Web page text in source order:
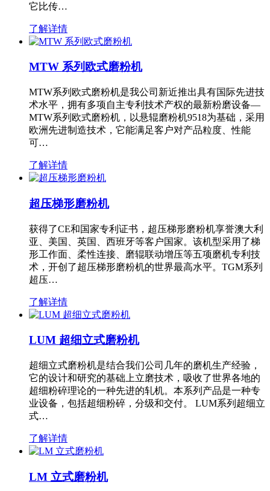
它比传…
了解详情
MTW 系列欧式磨粉机
MTW系列欧式磨粉机是我公司新近推出具有国际先进技
术水平，拥有多项自主专利技术产权的最新粉磨设备—
MTW系列欧式磨粉机，以悬辊磨粉机9518为基础，采用
欧洲先进制造技术，它能满足客户对产品粒度、性能
可…
了解详情
超压梯形磨粉机
获得了CE和国家专利证书，超压梯形磨粉机享誉澳大利
亚、美国、英国、西班牙等客户国家。该机型采用了梯
形工作面、柔性连接、磨辊联动增压等五项磨机专利技
术，开创了超压梯形磨粉机的世界最高水平。TGM系列
超压…
了解详情
LUM 超细立式磨粉机
超细立式磨粉机是结合我们公司几年的磨机生产经验，
它的设计和研究的基础上立磨技术，吸收了世界各地的
超细粉碎理论的一种先进的轧机。本系列产品是一种专
业设备，包括超细粉碎，分级和交付。 LUM系列超细立
式…
了解详情
LM 立式磨粉机